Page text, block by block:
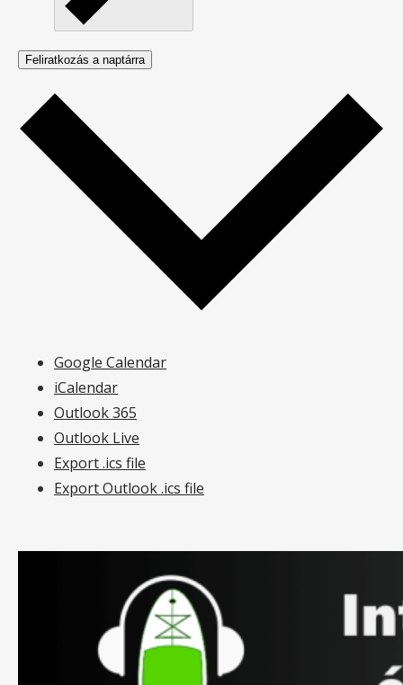
Feliratkozás a naptárra
Google Calendar
iCalendar
Outlook 365
Outlook Live
Export .ics file
Export Outlook .ics file